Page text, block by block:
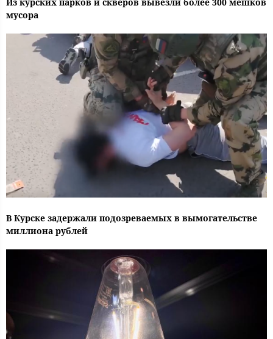
мусора
В Курске задержали подозреваемых в вымогательстве
миллиона рублей